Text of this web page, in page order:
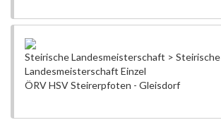
Steirische Landesmeisterschaft > Steirische
Landesmeisterschaft Einzel
ÖRV HSV Steirerpfoten - Gleisdorf